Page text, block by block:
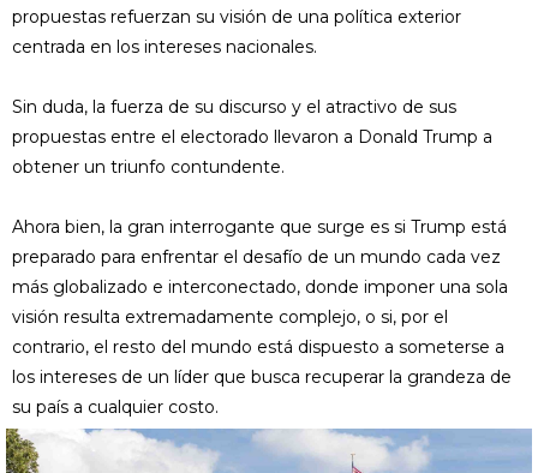
propuestas refuerzan su visión de una política exterior
centrada en los intereses nacionales.
Sin duda, la fuerza de su discurso y el atractivo de sus
propuestas entre el electorado llevaron a Donald Trump a
obtener un triunfo contundente.
Ahora bien, la gran interrogante que surge es si Trump está
preparado para enfrentar el desafío de un mundo cada vez
más globalizado e interconectado, donde imponer una sola
visión resulta extremadamente complejo, o si, por el
contrario, el resto del mundo está dispuesto a someterse a
los intereses de un líder que busca recuperar la grandeza de
su país a cualquier costo.